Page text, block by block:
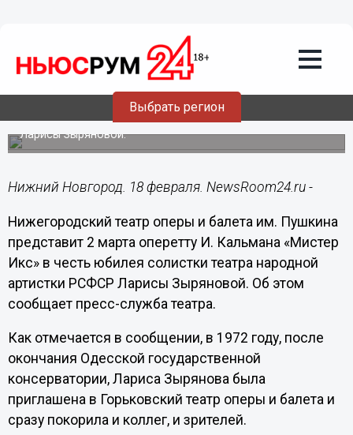
Выбрать регион
Оперетту Кальмана «Мистер Икс»
представит 2 марта нижегородский
театр оперы и балета
Спектакль посвящен юбилею народной артистки РСФСР
Ларисы Зыряновой.
Нижний Новгород. 18 февраля. NewsRoom24.ru -
Нижегородский театр оперы и балета им. Пушкина
представит 2 марта оперетту И. Кальмана «Мистер
Икс» в честь юбилея солистки театра народной
артистки РСФСР Ларисы Зыряновой. Об этом
сообщает пресс-служба театра.
Как отмечается в сообщении, в 1972 году, после
окончания Одесской государственной
консерватории, Лариса Зырянова была
приглашена в Горьковский театр оперы и балета и
сразу покорила и коллег, и зрителей.